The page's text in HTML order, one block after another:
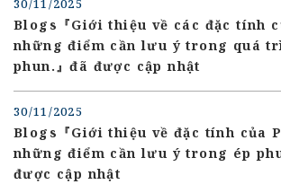
30/11/2025
Blogs『Giới thiệu về các đặc tính
những điểm cần lưu ý trong quá
phun.』đã được cập nhật
30/11/2025
Blogs『Giới thiệu về đặc tính của
những điểm cần lưu ý trong ép
được cập nhật